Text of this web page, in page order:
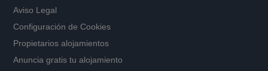
Aviso Legal
Configuración de Cookies
Propietarios alojamientos
Anuncia gratis tu alojamiento